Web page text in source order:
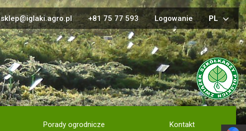
sklep@iglaki.agro.pl +81 75 77 593 Logowanie PL
Porady ogrodnicze Kontakt